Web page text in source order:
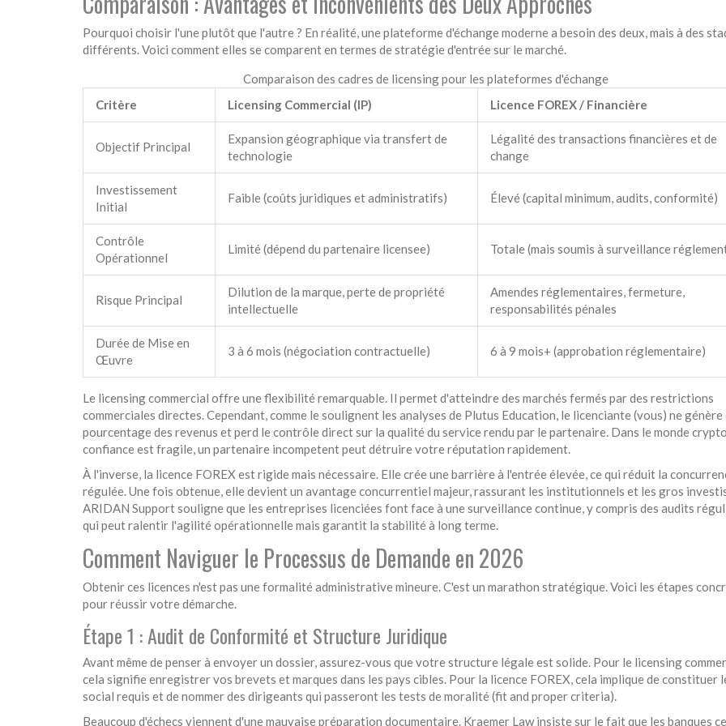
Pourquoi choisir l'une plutôt que l'autre ? En réalité, une plateforme d'échange moderne a besoin des deux, mais à des
différents. Voici comment elles se comparent en termes de stratégie d'entrée sur le marché.
Comparaison des cadres de licensing pour les plateformes d'échange
Critère
Licensing Commercial (IP) Licence FOREX / Financière
Objectif Principal
Expansion géographique via transfert de
technologie
Légalité des transactions financières et de
change
Investissement
Initial
Faible (coûts juridiques et administratifs) Élevé (capital minimum, audits, conformité)
Contrôle
Opérationnel
Limité (dépend du partenaire licensee) Totale (mais soumis à surveillance
Risque Principal
Dilution de la marque, perte de propriété
intellectuelle
Amendes réglementaires, fermeture,
responsabilités pénales
Durée de Mise en
Œuvre
3 à 6 mois (négociation contractuelle) 6 à 9 mois+ (approbation réglementaire)
Le licensing commercial offre une flexibilité remarquable. Il permet d'atteindre des marchés fermés par des restrictions
commerciales directes. Cependant, comme le soulignent les analyses de Plutus Education, le licenciante (vous) ne génère
pourcentage des revenus et perd le contrôle direct sur la qualité du service rendu par le partenaire. Dans le monde
confiance est fragile, un partenaire incompetent peut détruire votre réputation rapidement.
À l'inverse, la licence FOREX est rigide mais nécessaire. Elle crée une barrière à l'entrée élevée, ce qui réduit la
régulée. Une fois obtenue, elle devient un avantage concurrentiel majeur, rassurant les institutionnels et les gros
ARIDAN Support souligne que les entreprises licenciées font face à une surveillance continue, y compris des audits
qui peut ralentir l'agilité opérationnelle mais garantit la stabilité à long terme.
Comment Naviguer le Processus de Demande en 2026
Obtenir ces licences n'est pas une formalité administrative mineure. C'est un marathon stratégique. Voici les étapes
pour réussir votre démarche.
Étape 1 : Audit de Conformité et Structure Juridique
Avant même de penser à envoyer un dossier, assurez-vous que votre structure légale est solide. Pour le licensing
cela signifie enregistrer vos brevets et marques dans les pays cibles. Pour la licence FOREX, cela implique de constituer
social requis et de nommer des dirigeants qui passeront les tests de moralité (fit and proper criteria).
Beaucoup d'échecs viennent d'une mauvaise préparation documentaire. Kraemer Law insiste sur le fait que les banques